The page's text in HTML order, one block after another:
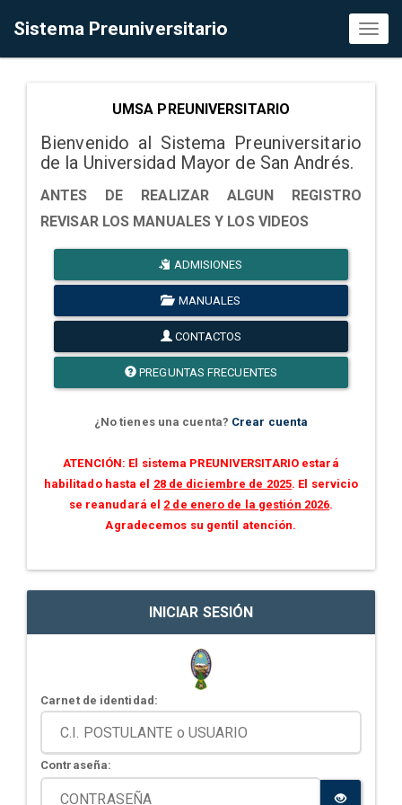
Sistema Preuniversitario
UMSA PREUNIVERSITARIO
Bienvenido al Sistema Preuniversitario
de la Universidad Mayor de San Andrés.
ANTES DE REALIZAR ALGUN REGISTRO
REVISAR LOS MANUALES Y LOS VIDEOS
ADMISIONES
MANUALES
CONTACTOS
PREGUNTAS FRECUENTES
¿No tienes una cuenta? Crear cuenta
ATENCIÓN: El sistema PREUNIVERSITARIO estará
habilitado hasta el 28 de diciembre de 2025. El servicio
se reanudará el 2 de enero de la gestión 2026.
Agradecemos su gentil atención.
INICIAR SESIÓN
Carnet de identidad:
Contraseña: